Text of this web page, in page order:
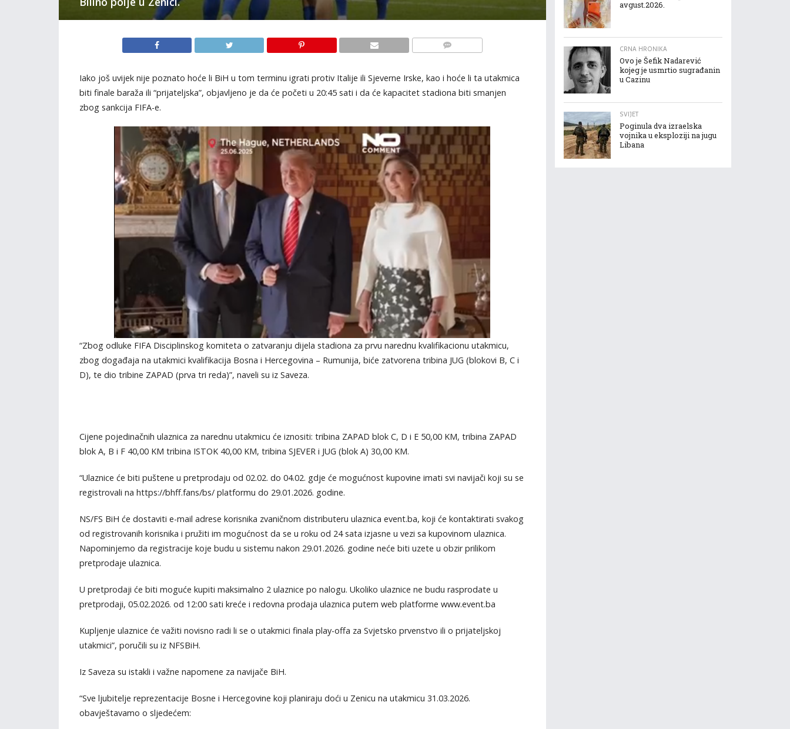
Iako još uvijek nije poznato hoće li BiH u tom terminu igrati protiv Italije ili Sjeverne Irske, kao i hoće li ta utakmica
biti finale baraža ili “prijateljska”, objavljeno je da će početi u 20:45 sati i da će kapacitet stadiona biti smanjen
zbog sankcija FIFA-e.
“Zbog odluke FIFA Disciplinskog komiteta o zatvaranju dijela stadiona za prvu narednu kvalifikacionu utakmicu,
zbog događaja na utakmici kvalifikacija Bosna i Hercegovina – Rumunija, biće zatvorena tribina JUG (blokovi B, C i
D), te dio tribine ZAPAD (prva tri reda)”, naveli su iz Saveza.
Cijene pojedinačnih ulaznica za narednu utakmicu će iznositi: tribina ZAPAD blok C, D i E 50,00 KM, tribina ZAPAD
blok A, B i F 40,00 KM tribina ISTOK 40,00 KM, tribina SJEVER i JUG (blok A) 30,00 KM.
“Ulaznice će biti puštene u pretprodaju od 02.02. do 04.02. gdje će mogućnost kupovine imati svi navijači koji su se
registrovali na https://bhff.fans/bs/ platformu do 29.01.2026. godine.
NS/FS BiH će dostaviti e-mail adrese korisnika zvaničnom distributeru ulaznica event.ba, koji će kontaktirati svakog
od registrovanih korisnika i pružiti im mogućnost da se u roku od 24 sata izjasne u vezi sa kupovinom ulaznica.
Napominjemo da registracije koje budu u sistemu nakon 29.01.2026. godine neće biti uzete u obzir prilikom
pretprodaje ulaznica.
U pretprodaji će biti moguće kupiti maksimalno 2 ulaznice po nalogu. Ukoliko ulaznice ne budu rasprodate u
pretprodaji, 05.02.2026. od 12:00 sati kreće i redovna prodaja ulaznica putem web platforme www.event.ba
Kupljenje ulaznice će važiti novisno radi li se o utakmici finala play-offa za Svjetsko prvenstvo ili o prijateljskoj
utakmici”, poručili su iz NFSBiH.
Iz Saveza su istakli i važne napomene za navijače BiH.
“Sve ljubitelje reprezentacije Bosne i Hercegovine koji planiraju doći u Zenicu na utakmicu 31.03.2026.
obavještavamo o sljedećem:
avgust.2026.
CRNA HRONIKA
Ovo je Šefik Nadarević
kojeg je usmrtio sugrađanin
u Cazinu
SVIJET
Poginula dva izraelska
vojnika u eksploziji na jugu
Libana